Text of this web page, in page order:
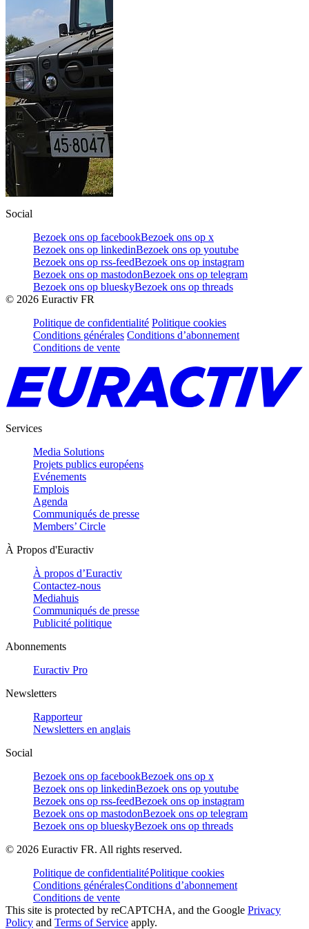
Social
Bezoek ons op facebookBezoek ons op x
Bezoek ons op linkedinBezoek ons op youtube
Bezoek ons op rss-feedBezoek ons op instagram
Bezoek ons op mastodonBezoek ons op telegram
Bezoek ons op blueskyBezoek ons op threads
© 2026 Euractiv FR
Politique de confidentialité Politique cookies
Conditions générales Conditions d’abonnement
Conditions de vente
Services
Media Solutions
Projets publics européens
Evénements
Emplois
Agenda
Communiqués de presse
Members’ Circle
À Propos d'Euractiv
À propos d’Euractiv
Contactez-nous
Mediahuis
Communiqués de presse
Publicité politique
Abonnements
Euractiv Pro
Newsletters
Rapporteur
Newsletters en anglais
Social
Bezoek ons op facebookBezoek ons op x
Bezoek ons op linkedinBezoek ons op youtube
Bezoek ons op rss-feedBezoek ons op instagram
Bezoek ons op mastodonBezoek ons op telegram
Bezoek ons op blueskyBezoek ons op threads
© 2026 Euractiv FR. All rights reserved.
Politique de confidentialitéPolitique cookies
Conditions généralesConditions d’abonnement
Conditions de vente
This site is protected by reCAPTCHA, and the Google Privacy
Policy and Terms of Service apply.